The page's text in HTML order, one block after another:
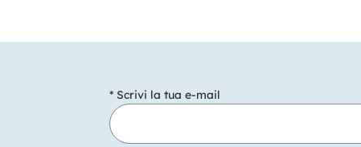
* Scrivi la tua e-mail